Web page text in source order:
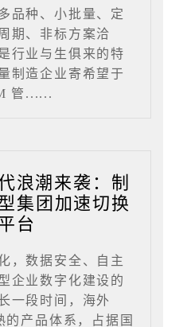
品种、小批量、定
期、非标方案洽
行业与生俱来的特
制造企业寄希望于
管......
浪潮来袭：制
集团加速切换
台
，数据安全、自主
企业数字化建设的
一段时间，海外
产品体系，占据国